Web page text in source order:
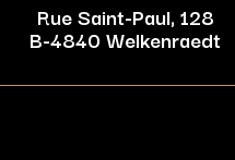
Rue Saint-Paul, 128
B-4840 Welkenraedt